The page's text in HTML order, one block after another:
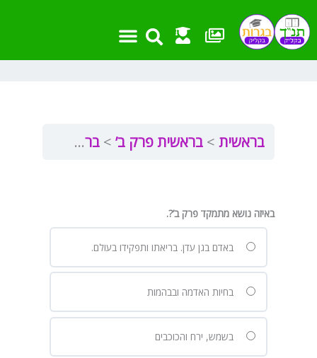
לתוכן
בראשית בראשית פרק ב’ בראשית פרק ב’
באיזה נושא מתמקד פרק ב’?.
באדם בגן עדן. בריאתו ותפקידו בעולם.
בחיות האדמה ובבהמות
בשמש, ירח והכוכבים